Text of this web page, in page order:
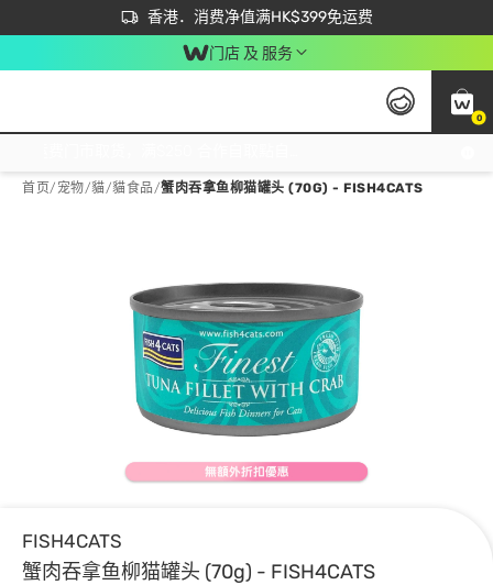
香港．消费净值满HK$399免运费
立即成为易赏钱会员尽享独家优惠
首次APP下单买满$450 输入 NEWAPP 即减$50
门店 及 服务
0
首页/ 宠物/貓/貓食品/蟹肉吞拿鱼柳猫罐头 (70G) - FISH4CATS
FISH4CATS
蟹肉吞拿鱼柳猫罐头 (70g) - FISH4CATS